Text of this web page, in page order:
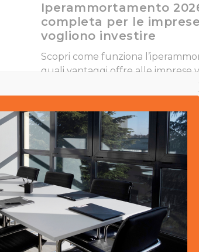
Iperammortamento
completa per le
vogliono investire
Scopri come funziona
quali vantaggi offre alle imprese
completa per investire in beni
tecnologici riducendo il carico
meglio le agevolazioni disponibili.
Leggi articolo
Fondo perduto
femminile 2026: come
Veneto assieme a BCV